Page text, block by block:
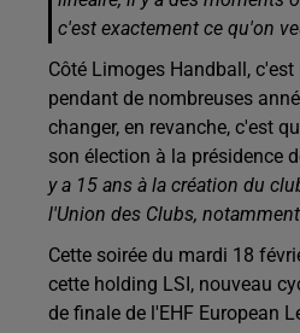
c'est exactement ce qu'on
Côté Limoges Handball, c'est
pendant de nombreuses
changer, en revanche, c'est
son élection à la présidence
y a 15 ans à la création du
l'Union des Clubs,
Cette soirée du mardi 18
cette holding LSI, nouveau
de finale de l'EHF European